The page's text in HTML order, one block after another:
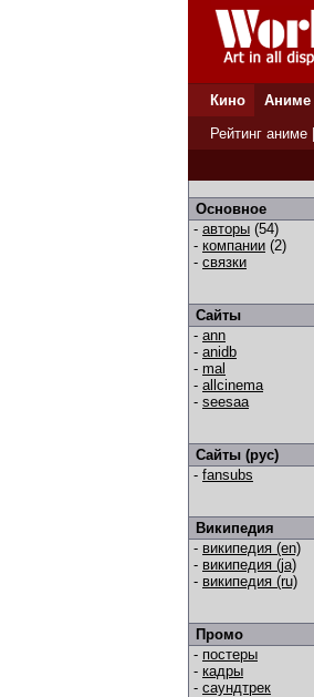
Кино Аниме
Рейтинг аниме
Основное
- авторы (54)
- компании (2)
- связки
Сайты
- ann
- anidb
- mal
- allcinema
- seesaa
Сайты (рус)
- fansubs
Википедия
- википедия (en)
- википедия (ja)
- википедия (ru)
Промо
- постеры
- кадры
- саундтрек